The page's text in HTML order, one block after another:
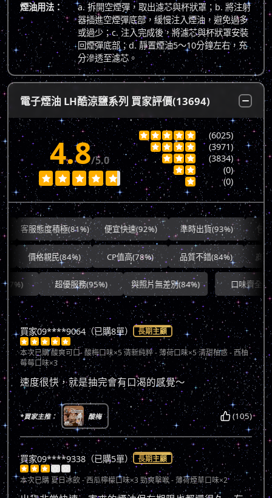
煙油用法：
a. 拆開空煙彈，取出濾芯與杯狀罩；b. 將注射
器插進空煙彈底部，緩慢注入煙油，避免過多
或過少；c. 注入完成後，將濾芯與杯狀罩安裝
回煙彈底部；d. 靜置煙油5～10分鐘左右，充
分滲透至濾芯。
電子煙油 LH酷涼鹽系列 買家評價(13694)
4.8/5.0
    
     (6025)
    (3971)
   (3834)
  (0)
 (0)
客服態度積極(81%) 便宜快速(92%) 準時出貨(93%) 包裝良好
價格親民(84%) CP值高(78%) 品質不錯(84%) 商品滿
超優服務(95%) 與照片無差別(84%) 口味齊全(96%)
買家09****9064（已購8單） 長期主顧
    
本次已購酸爽可口- 酸梅口味×5 清新純粹 - 薄荷口味×5 清甜柚惑 - 西柚
莓莓口味×3
速度很快，就是抽完會有口渴的感覺～
*買家主推： 酸梅 (105)
買家09****9338（已購5單） 長期主顧
    
本次已購夏日冰飲 - 西瓜檸檬口味×3 勁爽擊喉 - 薄荷煙草口味×2